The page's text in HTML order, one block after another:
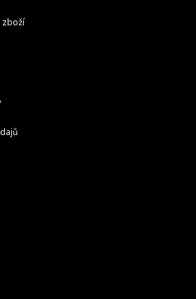
zboží